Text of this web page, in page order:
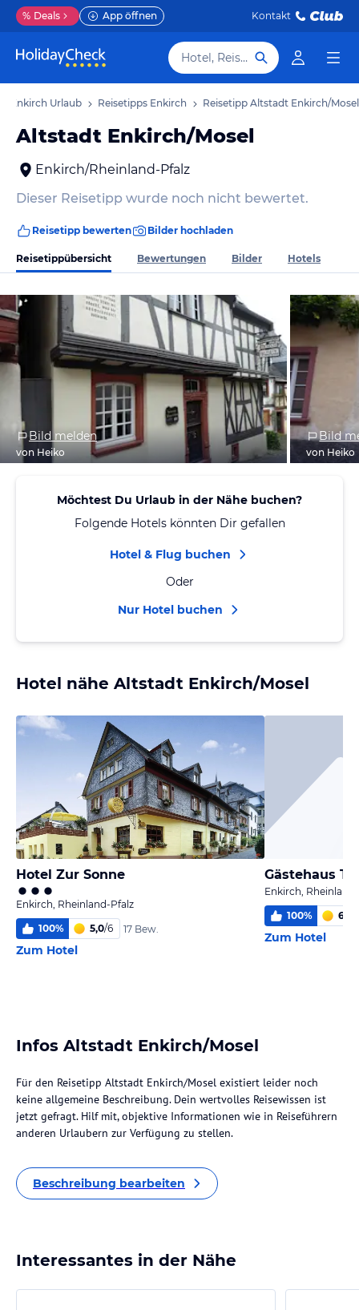
% Deals App öffnen Kontakt
Hotel, Reiseziel
Enkirch Urlaub Reisetipps Enkirch Reisetipp Altstadt Enkirch/Mosel
Altstadt Enkirch/Mosel
Enkirch/Rheinland-Pfalz
Dieser Reisetipp wurde noch nicht bewertet.
Reisetipp bewerten Bilder hochladen
Reisetippübersicht Bewertungen Bilder Hotels
Bild melden
von Heiko
Bild
von Heiko
Möchtest Du Urlaub in der Nähe buchen?
Folgende Hotels könnten Dir gefallen
Hotel & Flug buchen
Oder
Nur Hotel buchen
Hotel nähe Altstadt Enkirch/Mosel
Hotel Zur Sonne
Enkirch, Rheinland-Pfalz
100% 5,0/6 17 Bew.
Zum Hotel
Gästehaus
Enkirch,
100% 6,0
Zum Hotel
Infos Altstadt Enkirch/Mosel
Für den Reisetipp Altstadt Enkirch/Mosel existiert leider noch
keine allgemeine Beschreibung. Dein wertvolles Reisewissen ist
jetzt gefragt. Hilf mit, objektive Informationen wie in Reiseführern
anderen Urlaubern zur Verfügung zu stellen.
Beschreibung bearbeiten
Interessantes in der Nähe